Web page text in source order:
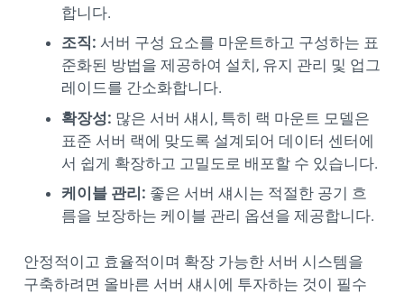
합니다.
조직: 서버 구성 요소를 마운트하고 구성하는 표
준화된 방법을 제공하여 설치, 유지 관리 및 업그
레이드를 간소화합니다.
확장성: 많은 서버 섀시, 특히 랙 마운트 모델은
표준 서버 랙에 맞도록 설계되어 데이터 센터에
서 쉽게 확장하고 고밀도로 배포할 수 있습니다.
케이블 관리: 좋은 서버 섀시는 적절한 공기 흐
름을 보장하는 케이블 관리 옵션을 제공합니다.
안정적이고 효율적이며 확장 가능한 서버 시스템을
구축하려면 올바른 서버 섀시에 투자하는 것이 필수